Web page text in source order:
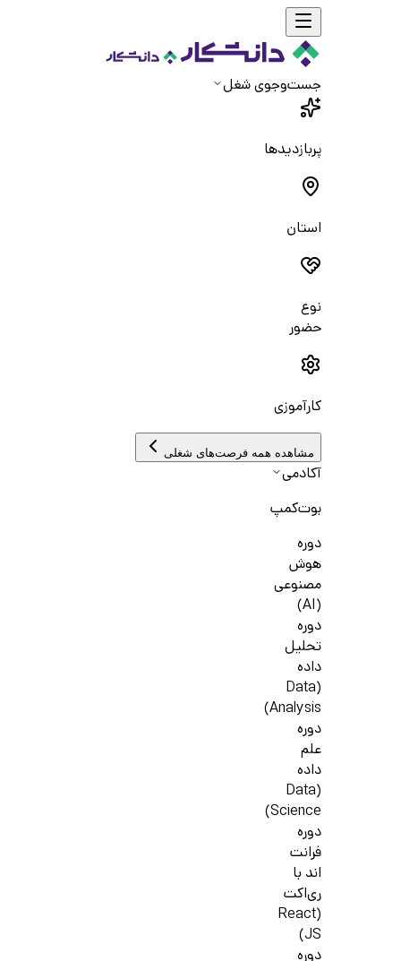
جست‌و‌جوی شغل
پربازدیدها
استان
نوع
حضور
کارآموزی
مشاهده همه فرصت‌های شغلی
آکادمی
بوت‌کمپ
دوره
هوش
مصنوعی
(AI)
دوره
تحلیل
داده
(Data
Analysis)
دوره
علم
داده
(Data
Science)
دوره
فرانت
اند با
ری‌اکت
(React
JS)